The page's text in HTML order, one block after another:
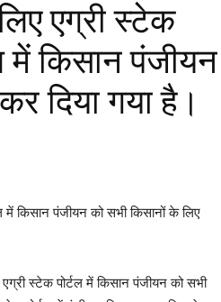
एग्री स्टेक
में किसान पंजीयन
दिया गया है।
किसान पंजीयन को सभी किसानों के लिए
स्टेक पोर्टल में किसान पंजीयन को सभी